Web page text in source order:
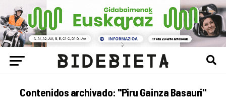
Contenidos archivado: "Piru Gainza Basauri"